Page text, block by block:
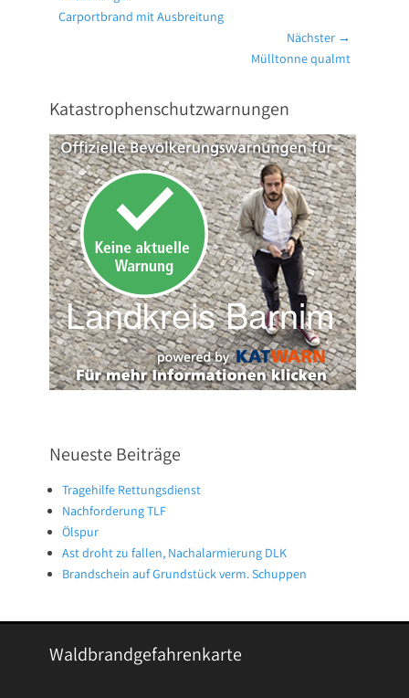
Vorheriger
Carportbrand mit Ausbreitung
Nächster →
Mülltonne qualmt
Katastrophenschutzwarnungen
Neueste Beiträge
Tragehilfe Rettungsdienst
Nachforderung TLF
Ölspur
Ast droht zu fallen, Nachalarmierung DLK
Brandschein auf Grundstück verm. Schuppen
Waldbrandgefahrenkarte